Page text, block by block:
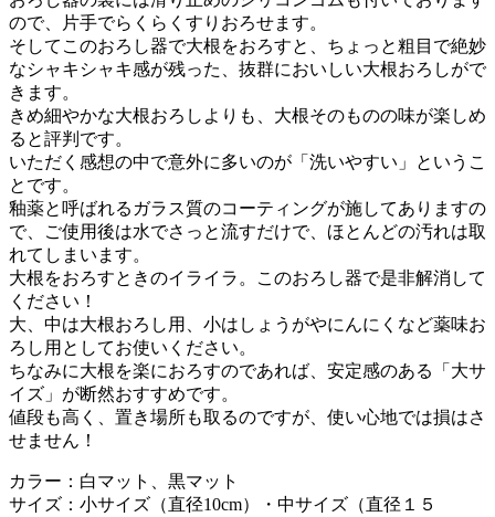
ので、片手でらくらくすりおろせます。
そしてこのおろし器で大根をおろすと、ちょっと粗目で絶妙
なシャキシャキ感が残った、抜群においしい大根おろしがで
きます。
きめ細やかな大根おろしよりも、大根そのものの味が楽しめ
ると評判です。
いただく感想の中で意外に多いのが「洗いやすい」というこ
とです。
釉薬と呼ばれるガラス質のコーティングが施してありますの
で、ご使用後は水でさっと流すだけで、ほとんどの汚れは取
れてしまいます。
大根をおろすときのイライラ。このおろし器で是非解消して
ください！
大、中は大根おろし用、小はしょうがやにんにくなど薬味お
ろし用としてお使いください。
ちなみに大根を楽におろすのであれば、安定感のある「大サ
イズ」が断然おすすめです。
値段も高く、置き場所も取るのですが、使い心地では損はさ
せません！
カラー：白マット、黒マット
サイズ：小サイズ（直径10cm）・中サイズ（直径１５